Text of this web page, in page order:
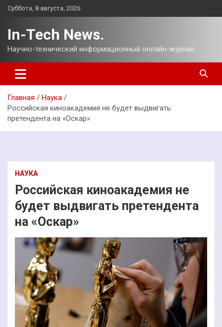
Перейти
Суббота, 8 августа, 2026
In-Tech News.
Научно-технический информационный онлайн-журнал.
Главная
Наука
Российская киноакадемия не будет выдвигать
претендента на «Оскар»
НАУКА
Российская киноакадемия не
будет выдвигать претендента
на «Оскар»